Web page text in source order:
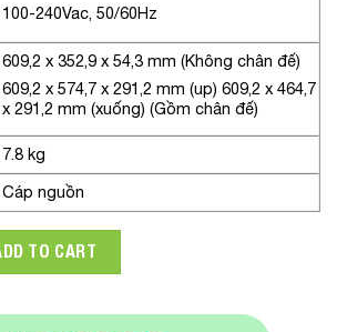
100-240Vac, 50/60Hz
609,2 x 352,9 x 54,3 mm (Không chân đế)
609,2 x 574,7 x 291,2 mm (up) 609,2 x 464,7
x 291,2 mm (xuống) (Gồm chân đế)
7.8 kg
Cáp nguồn
B.ATV 27in UltraGear 4K Nano IPS
TO CART